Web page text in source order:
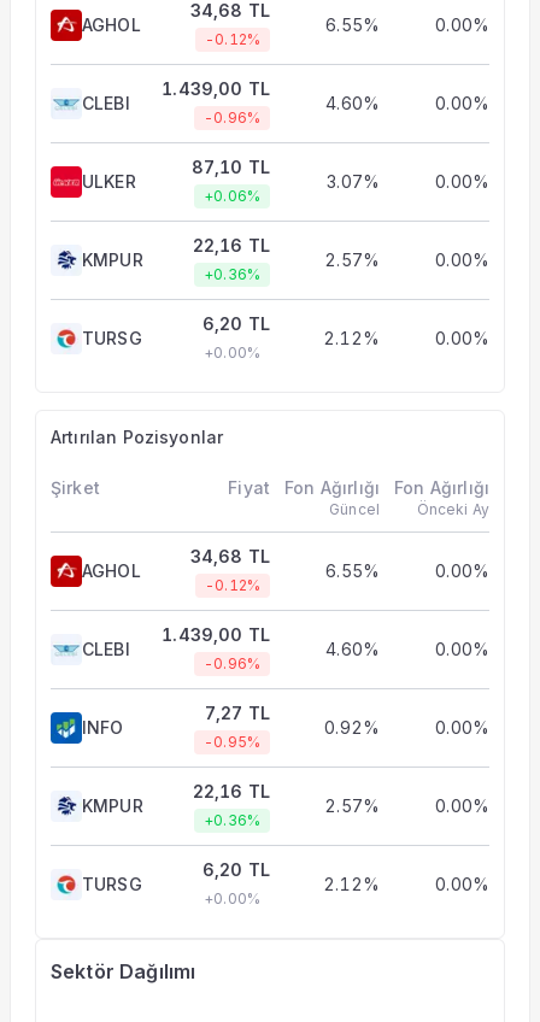
AGHOL
34,68 TL
-0.12%
6.55% 0.00%
CLEBI
1.439,00 TL
-0.96%
4.60% 0.00%
ULKER
87,10 TL
+0.06%
3.07% 0.00%
KMPUR
22,16 TL
+0.36%
2.57% 0.00%
TURSG
6,20 TL
+0.00%
2.12% 0.00%
Artırılan Pozisyonlar
Şirket Fiyat Fon Ağırlığı
Güncel
Fon Ağırlığı
Önceki Ay
AGHOL
34,68 TL
-0.12%
6.55% 0.00%
CLEBI
1.439,00 TL
-0.96%
4.60% 0.00%
INFO
7,27 TL
-0.95%
0.92% 0.00%
KMPUR
22,16 TL
+0.36%
2.57% 0.00%
TURSG
6,20 TL
+0.00%
2.12% 0.00%
Sektör Dağılımı